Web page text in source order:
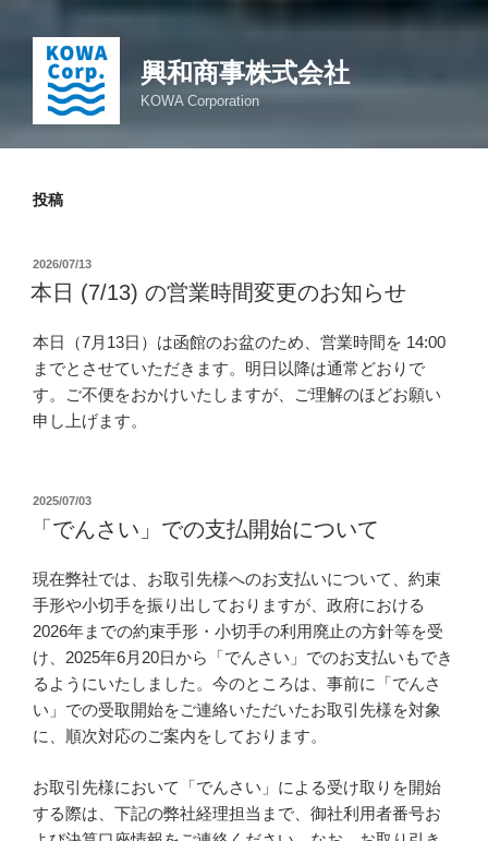
興和商事株式会社
KOWA Corporation
投稿
投
稿
日:
2026/07/13
本日 (7/13) の営業時間変更のお知らせ
本日（7月13日）は函館のお盆のため、営業時間を 14:00
までとさせていただきます。明日以降は通常どおりで
す。ご不便をおかけいたしますが、ご理解のほどお願い
申し上げます。
投
2025/07/03
「でんさい」での支払開始について
現在弊社では、お取引先様へのお支払いについて、約束
手形や小切手を振り出しておりますが、政府における
2026年までの約束手形・小切手の利用廃止の方針等を受
け、2025年6月20日から「でんさい」でのお支払いもでき
るようにいたしました。今のところは、事前に「でんさ
い」での受取開始をご連絡いただいたお取引先様を対象
に、順次対応のご案内をしております。
お取引先様において「でんさい」による受け取りを開始
する際は、下記の弊社経理担当まで、御社利用者番号お